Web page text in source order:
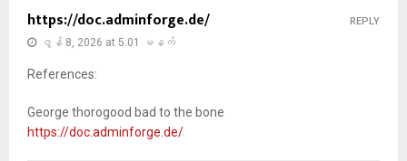
https://doc.adminforge.de/
ဇွန် 8, 2026 at 5:01 မနက်
References:
George thorogood bad to the bone
https://doc.adminforge.de/
REPLY